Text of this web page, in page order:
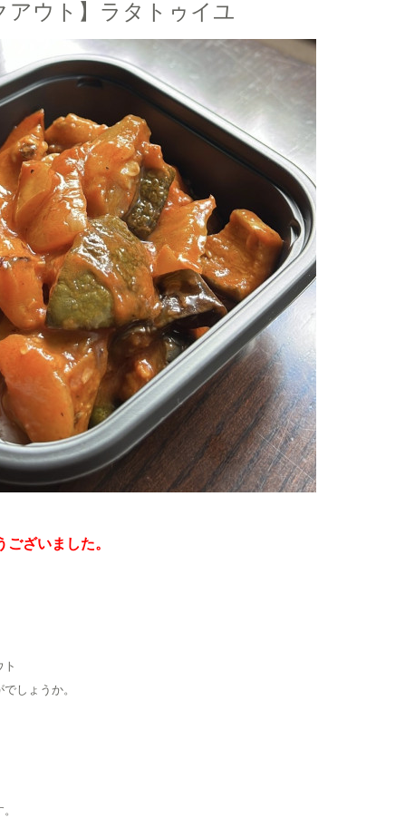
アウト】ラタトゥイユ
ざいました。
しょうか。